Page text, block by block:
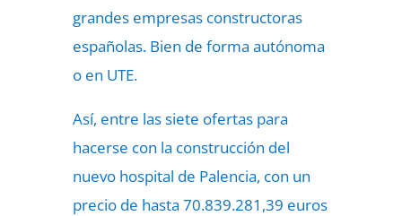
grandes empresas constructoras
españolas. Bien de forma autónoma
o en UTE.
Así, entre las siete ofertas para
hacerse con la construcción del
nuevo hospital de Palencia, con un
precio de hasta 70.839.281,39 euros